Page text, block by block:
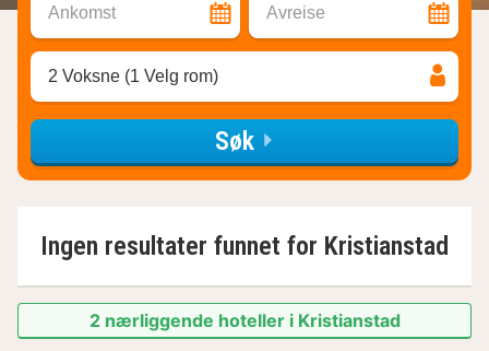
Ankomst Avreise
2 Voksne (1 Velg rom)
Søk
Ingen resultater funnet for Kristianstad
2 nærliggende hoteller i Kristianstad